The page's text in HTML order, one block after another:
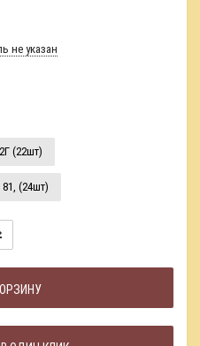
не указан
(22шт)
(24шт)